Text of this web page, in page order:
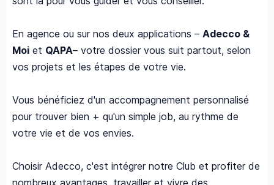
En agence ou sur nos deux applications – Adecco &
Moi et QAPA– votre dossier vous suit partout, selon
vos projets et les étapes de votre vie.
Vous bénéficiez d'un accompagnement personnalisé
pour trouver bien + qu'un simple job, au rythme de
votre vie et de vos envies.
Choisir Adecco, c'est intégrer notre Club et profiter de